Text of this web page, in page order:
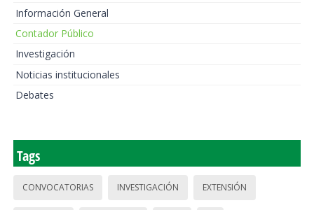
Información General
Contador Público
Investigación
Noticias institucionales
Debates
Tags
CONVOCATORIAS INVESTIGACIÓN EXTENSIÓN